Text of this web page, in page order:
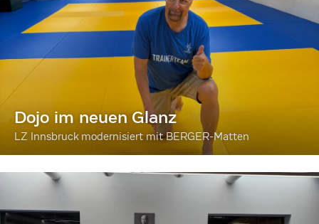
Dojo im neuen Glanz
LZ Innsbruck modernisiert mit BERGER-Matten